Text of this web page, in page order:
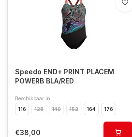
Speedo END+ PRINT PLACEM
POWERB BLA/RED
Beschikbaar in
116
128 140 152 164 176
€38,00